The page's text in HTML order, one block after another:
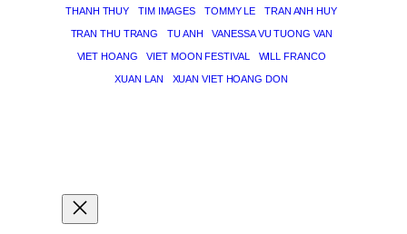
THANH THUY TIM IMAGES TOMMY LE TRAN ANH HUY
TRAN THU TRANG TU ANH VANESSA VU TUONG VAN
VIET HOANG VIET MOON FESTIVAL WILL FRANCO
XUAN LAN XUAN VIET HOANG DON